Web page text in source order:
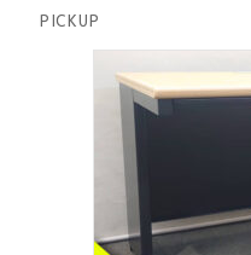
PICKUP